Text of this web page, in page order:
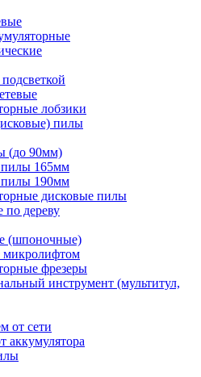
лобзики
пилы
(до 90мм)
165мм
190мм
дисковые пилы
дереву
(шпоночные)
микролифтом
фрезеры
инструмент (мультитул,
от сети
аккумулятора